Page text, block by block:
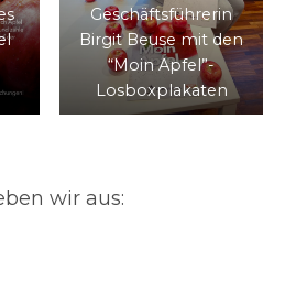
Geschäftsführerin
Birgit Beuse mit den
“Moin Apfel”-
Losboxplakaten
wir aus: